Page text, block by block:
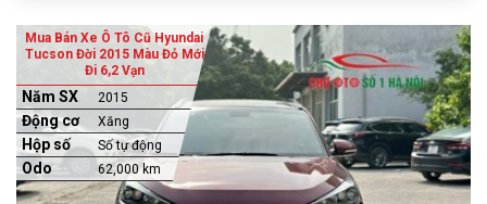
Mua Bán Xe Ô Tô Cũ Hyundai
Tucson Đời 2015 Màu Đỏ Mới
Đi 6,2 Vạn
Năm SX 2015
Động cơ Xăng
Hộp số Số tự động
Odo 62,000 km